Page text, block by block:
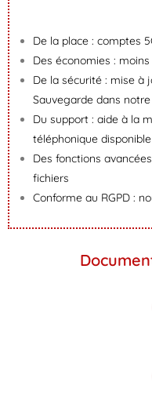
De la place : comptes
Des économies :
De la sécurité : mise à
Sauvegarde dans
Du support : aide à la
téléphonique
Des fonctions
fichiers
Conforme au RGPD :